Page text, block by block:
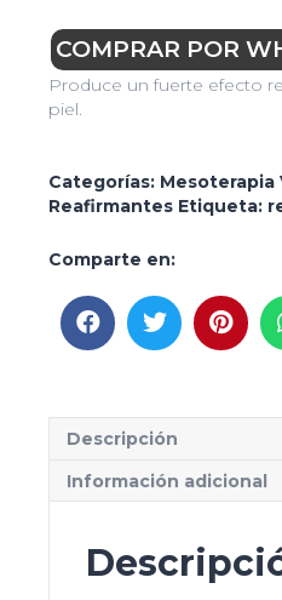
COMPRAR POR
Produce un fuerte efecto
piel.
Categorías: Mesoterapia
Reafirmantes Etiqueta:
Comparte en:
Descripción
Información adicional